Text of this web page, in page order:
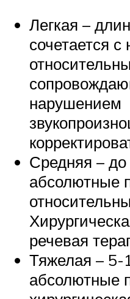
Легкая –
сочетается
нарушением
Средняя –
абсолютные
речевая
Тяжелая –
абсолютные